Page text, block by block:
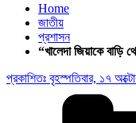
Home
জাতীয়
প্রশাসন
“খালেদা জিয়াকে বাড়ি
প্রকাশিতঃ বৃহস্পতিবার, ১৭